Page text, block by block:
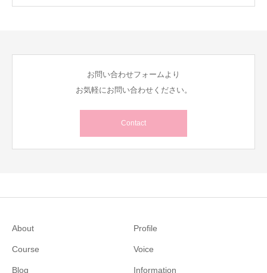
お問い合わせフォームより
お気軽にお問い合わせください。
Contact
About Profile
Course Voice
Blog Information